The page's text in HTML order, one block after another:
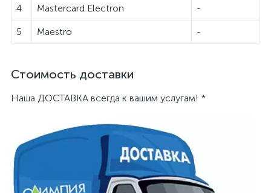
4 Mastercard Electron -
5 Maestro -
Стоимость доставки
Наша ДОСТАВКА всегда к вашим услугам! *